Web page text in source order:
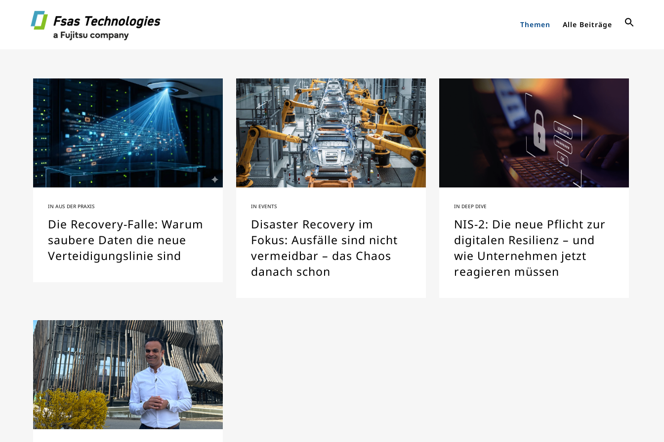
Themen Alle Beiträge
INAUS DER PRAXIS
Die Recovery-Falle: Warum
saubere Daten die neue
Verteidigungslinie sind
IN EVENTS
Disaster Recovery im
Fokus: Ausfälle sind nicht
vermeidbar – das Chaos
danach schon
IN DEEP DIVE
NIS-2: Die neue Pflicht zur
digitalen Resilienz – und
wie Unternehmen jetzt
reagieren müssen